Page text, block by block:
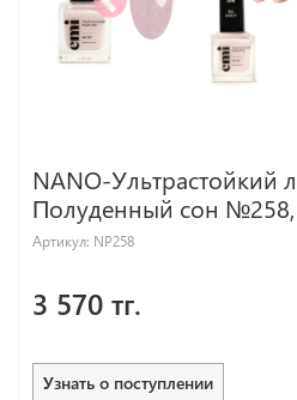
NANO-Ультрастойкий
Полуденный сон
Артикул: NP258
3 570 тг.
Узнать о поступлении